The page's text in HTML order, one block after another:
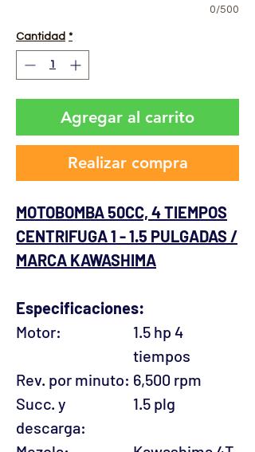
0/500
Cantidad *
Agregar al carrito
Realizar compra
MOTOBOMBA 50CC, 4 TIEMPOS
CENTRIFUGA 1 - 1.5 PULGADAS /
MARCA KAWASHIMA
Especificaciones:
Motor:
1.5 hp 4
tiempos
Rev. por minuto: 6,500 rpm
Succ. y
descarga:
1.5 plg